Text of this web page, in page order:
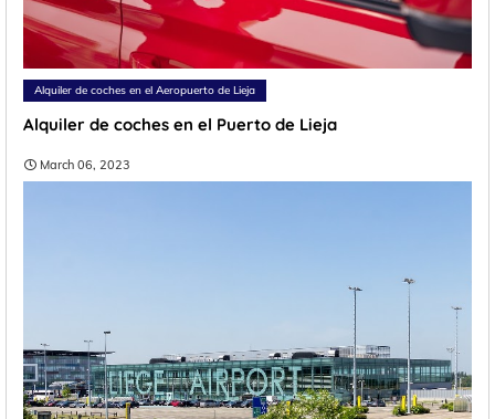
Alquiler de coches en el Aeropuerto de Lieja
Alquiler de coches en el Puerto de Lieja
March 06, 2023